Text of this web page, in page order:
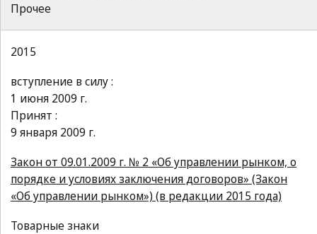
Прочее
2015
вступление в силу :
1 июня 2009 г.
Принят :
9 января 2009 г.
Закон от 09.01.2009 г. № 2 «Об управлении рынком, о
порядке и условиях заключения договоров» (Закон
«Об управлении рынком») (в редакции 2015 года)
Товарные знаки